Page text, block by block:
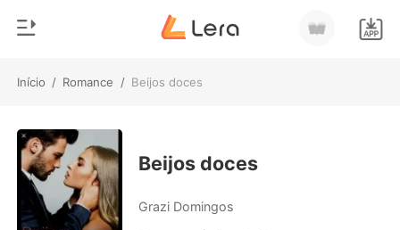
Início / Romance / Beijos doces
Loja
Histórico
Gênero
Moderno
Lobisomem
Beijos doces
Grazi Domingos